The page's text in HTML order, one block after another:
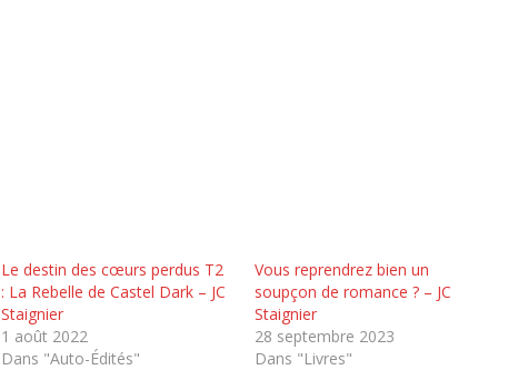
Le destin des cœurs perdus T2
: La Rebelle de Castel Dark – JC
Staignier
1 août 2022
Dans "Auto-Édités"
Vous reprendrez bien un
soupçon de romance ? – JC
Staignier
28 septembre 2023
Dans "Livres"